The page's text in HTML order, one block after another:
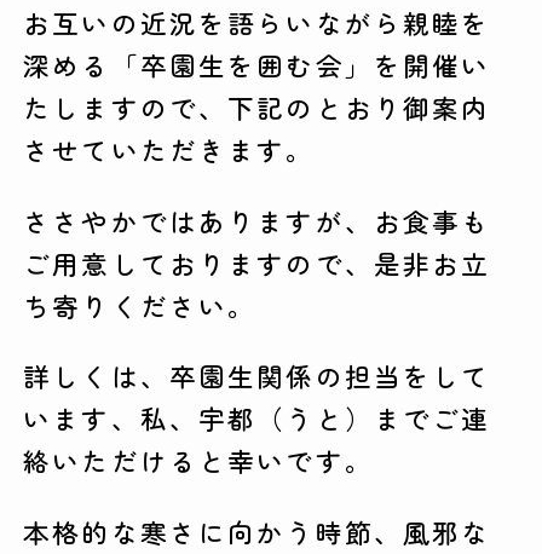
お互いの近況を語らいながら親睦を
深める「卒園生を囲む会」を開催い
たしますので、下記のとおり御案内
させていただきます。
ささやかではありますが、お食事も
ご用意しておりますので、是非お立
ち寄りください。
詳しくは、卒園生関係の担当をして
います、私、宇都（うと）までご連
絡いただけると幸いです。
本格的な寒さに向かう時節、風邪な